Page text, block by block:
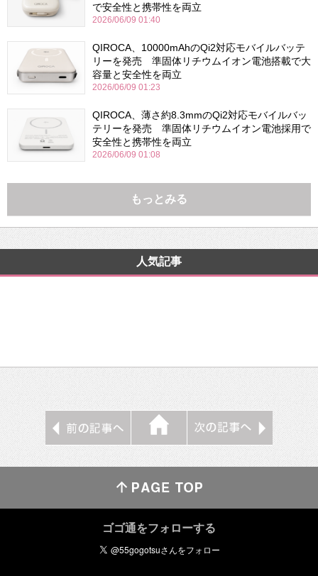
で安全性と携帯性を両立
2026/06/09 01:40
QIROCA、10000mAhのQi2対応モバイルバッテ
リーを発売 準固体リチウムイオン電池搭載で大
容量と安全性を両立
2026/06/09 01:23
QIROCA、薄さ約8.3mmのQi2対応モバイルバッ
テリーを発売 準固体リチウムイオン電池採用で
安全性と携帯性を両立
2026/06/09 01:08
もっとみる
人気記事
ゴゴ通をフォローする